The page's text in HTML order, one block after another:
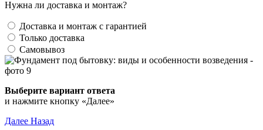
Нужна ли доставка и монтаж?
Доставка и монтаж с гарантией
Только доставка
Самовывоз
Выберите вариант ответа
и нажмите кнопку «Далее»
Далее Назад